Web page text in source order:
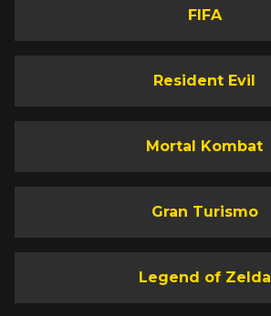
FIFA
Resident Evil
Mortal Kombat
Gran Turismo
Legend of Zelda